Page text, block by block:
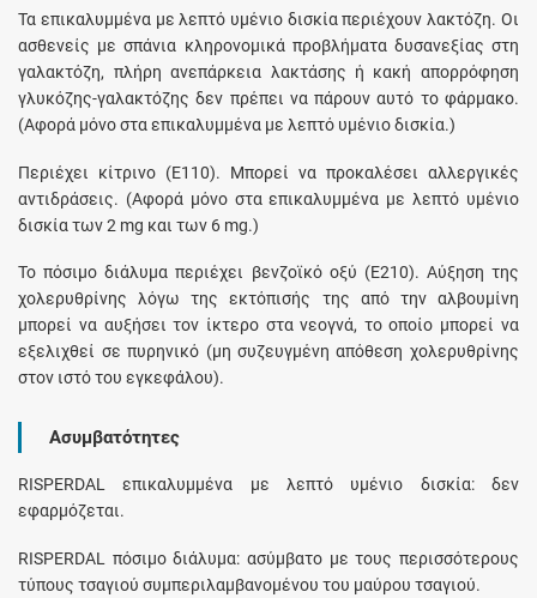
Τα επικαλυμμένα με λεπτό υμένιο δισκία περιέχουν λακτόζη. Οι
ασθενείς με σπάνια κληρονομικά προβλήματα δυσανεξίας στη
γαλακτόζη, πλήρη ανεπάρκεια λακτάσης ή κακή απορρόφηση
γλυκόζης-γαλακτόζης δεν πρέπει να πάρουν αυτό το φάρμακο.
(Αφορά μόνο στα επικαλυμμένα με λεπτό υμένιο δισκία.)
Περιέχει κίτρινο (E110). Μπορεί να προκαλέσει αλλεργικές
αντιδράσεις. (Αφορά μόνο στα επικαλυμμένα με λεπτό υμένιο
δισκία των 2 mg και των 6 mg.)
Το πόσιμο διάλυμα περιέχει βενζοϊκό οξύ (Ε210). Αύξηση της
χολερυθρίνης λόγω της εκτόπισής της από την αλβουμίνη
μπορεί να αυξήσει τον ίκτερο στα νεογνά, το οποίο μπορεί να
εξελιχθεί σε πυρηνικό (μη συζευγμένη απόθεση χολερυθρίνης
στον ιστό του εγκεφάλου).
Ασυμβατότητες
RISPERDAL επικαλυμμένα με λεπτό υμένιο δισκία: δεν
εφαρμόζεται.
RISPERDAL πόσιμο διάλυμα: ασύμβατο με τους περισσότερους
τύπους τσαγιού συμπεριλαμβανομένου του μαύρου τσαγιού.